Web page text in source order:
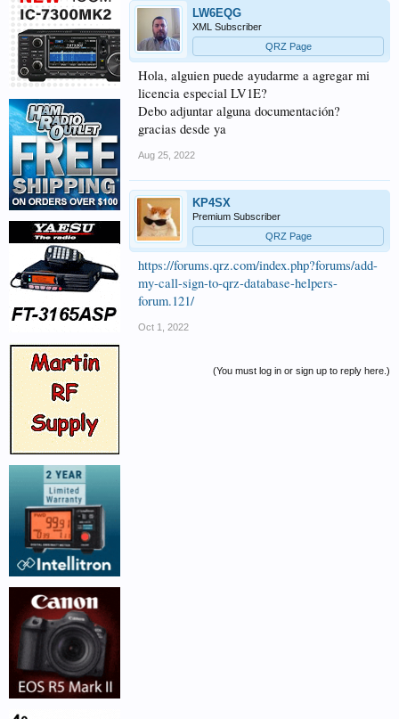
LW6EQG
XML Subscriber
QRZ Page
Hola, alguien puede ayudarme a agregar mi
licencia especial LV1E?
Debo adjuntar alguna documentación?
gracias desde ya
Aug 25, 2022
KP4SX
Premium Subscriber
QRZ Page
https://forums.qrz.com/index.php?forums/add-
my-call-sign-to-qrz-database-helpers-
forum.121/
Oct 1, 2022
(You must log in or sign up to reply here.)